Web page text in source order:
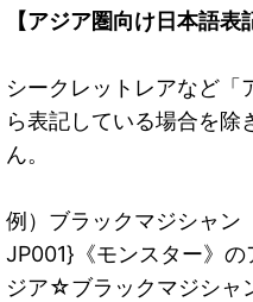
【アジア圏向け日本語表
シークレットレアなど「
ら表記している場合を除
ん。
例）ブラックマジシャン
JP001}《モンスター》
ジア☆ブラックマジシャ